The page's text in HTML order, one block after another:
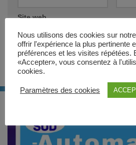
Site web
Nous utilisons des cookies sur
offrir l'expérience la plus pertinente
préférences et les visites répétées.
«Accepter», vous consentez à
cookies.
Paramètres des cookies